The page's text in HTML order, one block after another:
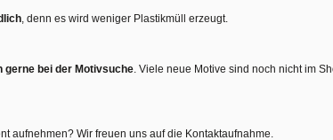
, denn es wird weniger Plastikmüll erzeugt.
gerne bei der Motivsuche. Viele neue Motive sind noch nicht im
aufnehmen? Wir freuen uns auf die Kontaktaufnahme.